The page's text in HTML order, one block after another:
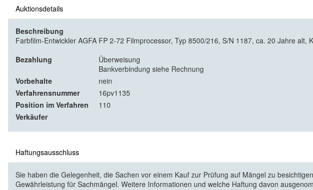
Auktionsdetails
Beschreibung
Farbfilm-Entwickler AGFA FP 2-72 Filmprocessor, Typ 8500/216, S/N 1187, ca. 20 Jahre alt,
Bezahlung
Überweisung
Bankverbindung siehe Rechnung
Vorbehalte
nein
Verfahrensnummer
16pv1135
Position im Verfahren
110
Verkäufer
Haftungsausschluss
Sie haben die Gelegenheit, die Sachen vor einem Kauf zur Prüfung auf Mängel zu
Gewährleistung für Sachmängel. Weitere Informationen und welche Haftung davon